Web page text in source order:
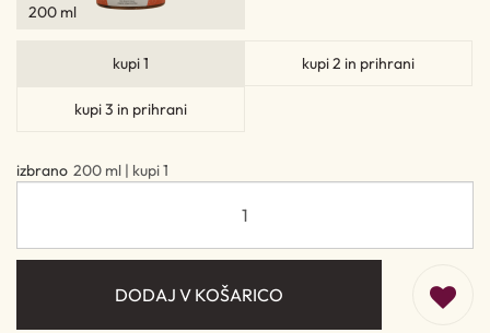
200 ml
kupi 1 kupi 2 in prihrani
kupi 3 in prihrani
izbrano 200 ml | kupi 1
DODAJ V KOŠARICO